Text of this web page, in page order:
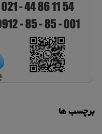
برچسب ها